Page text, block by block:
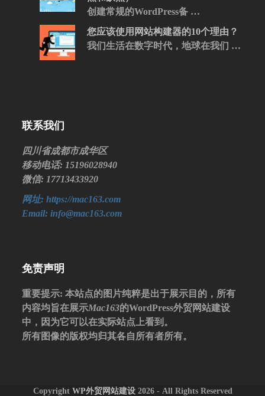
创建常规的WordPress备 …
您应该使用网站构建器的10个理由？
我们生活在数字时代，地球在我们 …
联系我们
四川省成都市成华区
移动电话: 15196028940
微信: 17713433920
网址: https://mac163.com
Email: info@mac163.com
免责声明
重要提示: 本站点的图片纯粹是出于展示目的，所有
内容均旨在展示Mac163的WordPress外贸网站建设
中，因为它可以在实际站点上看到。
所有图像的版权均归其各自所有者所有。
Copyright WP外贸网站建设2026 - All Rights Reserved